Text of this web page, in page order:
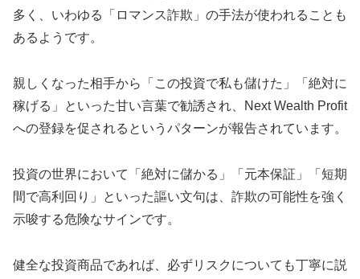
多く、いわゆる「ロマンス詐欺」の手法が使われることも
あるようです。
親しくなった相手から「この投資で私も儲けた」「絶対に
稼げる」といった甘い言葉で勧誘され、Next Wealth Profit
への登録を促されるというパターンが報告されています。
投資の世界において「絶対に儲かる」「元本保証」「短期
間で高利回り」といった謳い文句は、詐欺の可能性を強く
示唆する危険なサインです。
健全な投資商品であれば、必ずリスクについても丁寧に説